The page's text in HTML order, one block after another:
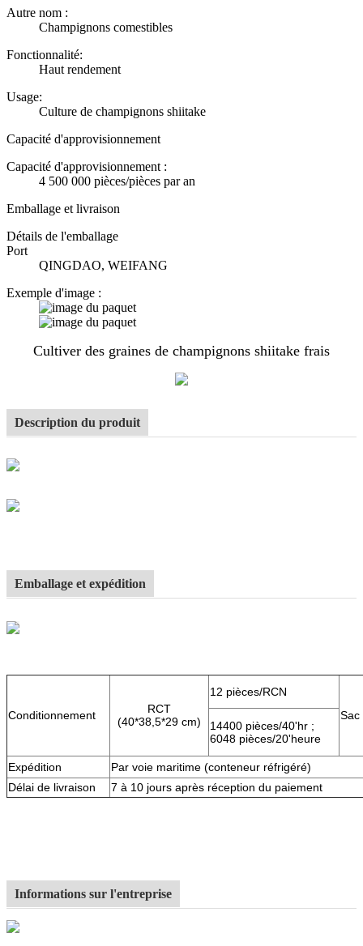
Autre nom :
Champignons comestibles
Fonctionnalité:
Haut rendement
Usage:
Culture de champignons shiitake
Capacité d'approvisionnement
Capacité d'approvisionnement :
4 500 000 pièces/pièces par an
Emballage et livraison
Détails de l'emballage
Port
QINGDAO, WEIFANG
Exemple d'image :
Cultiver des graines de champignons shiitake frais
Description du produit
Emballage et expédition
Conditionnement
RCT
(40*38,5*29 cm)
12 pièces/RCN
Sac
14400 pièces/40'hr ;
6048 pièces/20'heure
Expédition
Par voie maritime (conteneur réfrigéré)
Délai de livraison
7 à 10 jours après réception du paiement
Informations sur l'entreprise